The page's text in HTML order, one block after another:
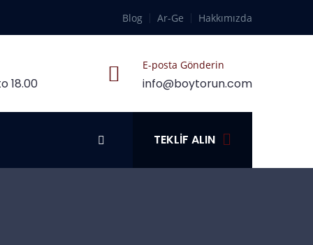
Blog Ar-Ge Hakkımızda
18.00
E-posta Gönderin
info@boytorun.com
TEKLIF ALIN